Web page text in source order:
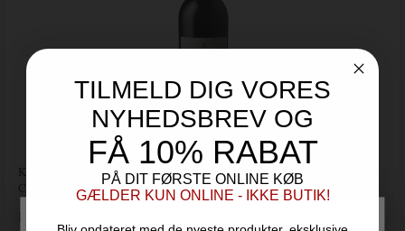
Kåret til "Winery of The Year 2025" v/ New York International Wine
Competition 2025
TILMELD DIG VORES
NYHEDSBREV OG
FÅ 10% RABAT
PÅ DIT FØRSTE ONLINE KØB
GÆLDER KUN ONLINE - IKKE BUTIK!